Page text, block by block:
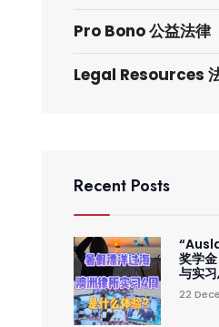
Pro Bono 公益法律
Legal Resources
Recent Posts
奖学
与实
22